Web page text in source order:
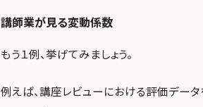
講師業が見る変動係数
もう１例、挙げてみましょう。
例えば、講座レビューにおける評価デー